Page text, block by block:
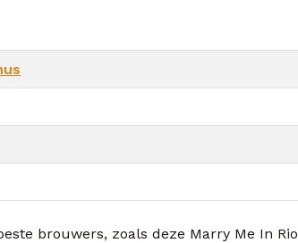
brouwers, zoals deze Marry Me In Rio